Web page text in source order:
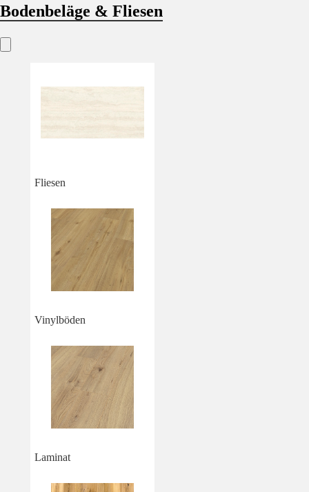
Bodenbeläge & Fliesen
Fliesen
Vinylböden
Laminat